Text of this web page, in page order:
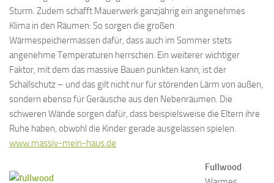
Sturm. Zudem schafft Mauerwerk ganzjährig ein angenehmes
Klima in den Räumen: So sorgen die großen
Wärmespeichermassen dafür, dass auch im Sommer stets
angenehme Temperaturen herrschen. Ein weiterer wichtiger
Faktor, mit dem das massive Bauen punkten kann, ist der
Schallschutz – und das gilt nicht nur für störenden Lärm von außen,
sondern ebenso für Geräusche aus den Nebenräumen. Die
schweren Wände sorgen dafür, dass beispielsweise die Eltern ihre
Ruhe haben, obwohl die Kinder gerade ausgelassen spielen.
www.massiv-mein-haus.de
Fullwood